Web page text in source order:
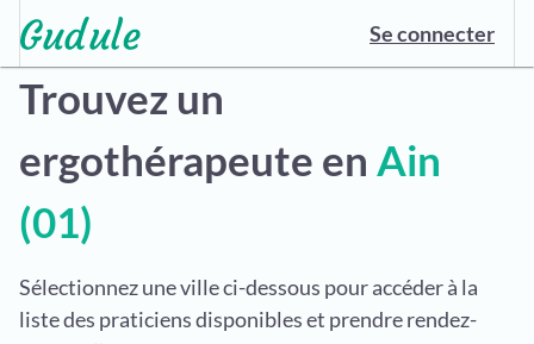
Se connecter
Trouvez un
ergothérapeute en Ain
(01)
Sélectionnez une ville ci-dessous pour accéder à la
liste des praticiens disponibles et prendre rendez-